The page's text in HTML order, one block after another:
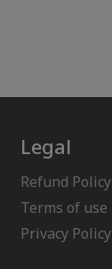
Legal
Refund Policy
Terms of use
Privacy Policy